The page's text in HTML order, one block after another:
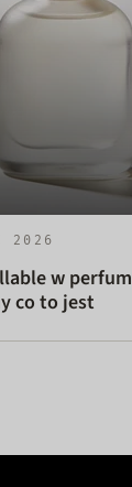
2026
w
co to jest